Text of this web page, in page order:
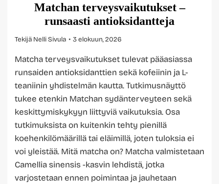
Matchan terveysvaikutukset –
runsaasti antioksidantteja
Tekijä Nelli Sivula 3 elokuun, 2026
Matcha terveysvaikutukset tulevat pääasiassa
runsaiden antioksidanttien sekä kofeiinin ja L-
teaniinin yhdistelmän kautta. Tutkimusnäyttö
tukee etenkin Matchan sydänterveyteen sekä
keskittymiskykyyn liittyviä vaikutuksia. Osa
tutkimuksista on kuitenkin tehty pienillä
koehenkilömäärillä tai eläimillä, joten tuloksia ei
voi yleistää. Mitä matcha on? Matcha valmistetaan
Camellia sinensis -kasvin lehdistä, jotka
varjostetaan ennen poimintaa ja jauhetaan